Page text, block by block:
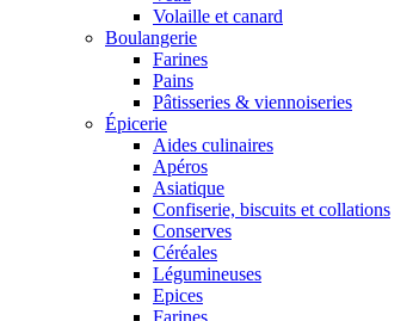
Volaille et canard
Boulangerie
Farines
Pains
Pâtisseries & viennoiseries
Épicerie
Aides culinaires
Apéros
Asiatique
Confiserie, biscuits et collations
Conserves
Céréales
Légumineuses
Epices
Farines